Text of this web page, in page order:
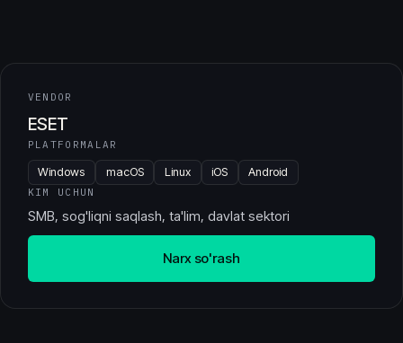
VENDOR
ESET
PLATFORMALAR
Windows macOS Linux iOS Android
KIM UCHUN
SMB, sog'liqni saqlash, ta'lim, davlat sektori
Narx so'rash